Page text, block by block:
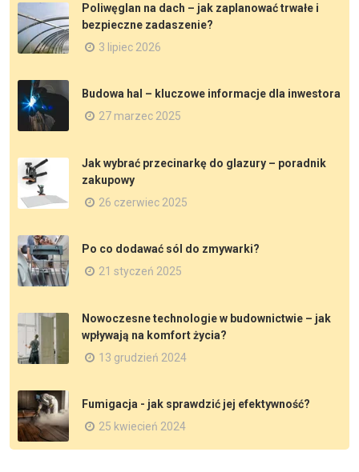
Poliwęglan na dach – jak zaplanować trwałe i
bezpieczne zadaszenie?
3 lipiec 2026
Budowa hal – kluczowe informacje dla inwestora
27 marzec 2025
Jak wybrać przecinarkę do glazury – poradnik
zakupowy
26 czerwiec 2025
Po co dodawać sól do zmywarki?
21 styczeń 2025
Nowoczesne technologie w budownictwie – jak
wpływają na komfort życia?
13 grudzień 2024
Fumigacja - jak sprawdzić jej efektywność?
25 kwiecień 2024